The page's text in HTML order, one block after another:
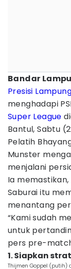
Bandar
Presisi
menghadapi
Super League
Bantul, Sabtu
Pelatih
Munster
menjalani
Ia
Saburai itu
menantang
“Kami sudah
untuk
pers pre-
1. Siapkan
Thijmen Goppel (putih)